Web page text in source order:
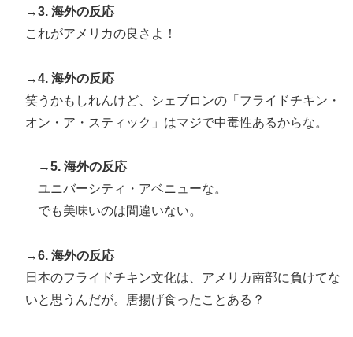
のアニメファンが一番泣いた日本のアニメとは・・・？
【海外の反応】
ーにしてみた！」一風変わった日本旅行の記念品のアイ
ディアに対する海外の反応
玉川徹「これは警察官が死刑を実施
した事になる。 死亡した犯人はそ
→3. 海外の反応
これがアメリカの良さよ！
→4. 海外の反応
笑うかもしれんけど、シェブロンの「フライドチキン・
オン・ア・スティック」はマジで中毒性あるからな。
→5. 海外の反応
ユニバーシティ・アベニューな。
でも美味いのは間違いない。
→6. 海外の反応
日本のフライドチキン文化は、アメリカ南部に負けてな
いと思うんだが。唐揚げ食ったことある？